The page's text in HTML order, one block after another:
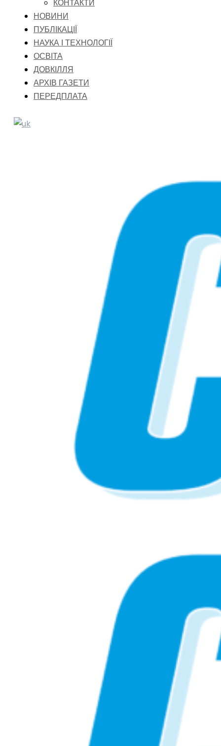
КОНТАКТИ
НОВИНИ
ПУБЛІКАЦІЇ
НАУКА І ТЕХНОЛОГІЇ
ОСВІТА
ДОВКІЛЛЯ
АРХІВ ГАЗЕТИ
ПЕРЕДПЛАТА